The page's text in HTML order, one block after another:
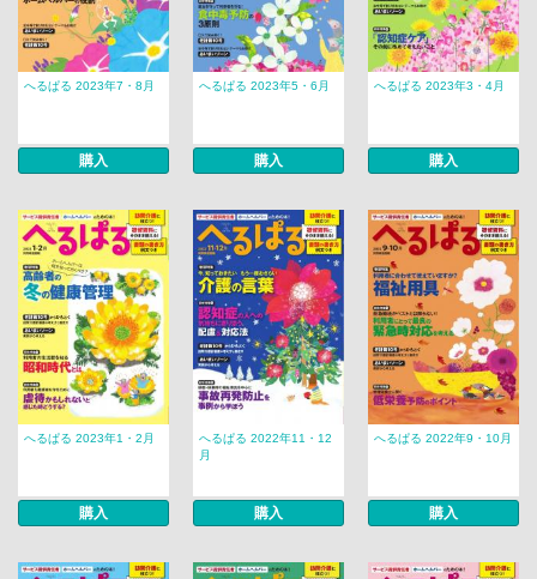
へるぱる 2023年7・8月
購入
へるぱる 2023年5・6月
購入
へるぱる 2023年3・4月
購入
へるぱる 2023年1・2月
購入
へるぱる 2022年11・12
月
購入
へるぱる 2022年9・10月
購入